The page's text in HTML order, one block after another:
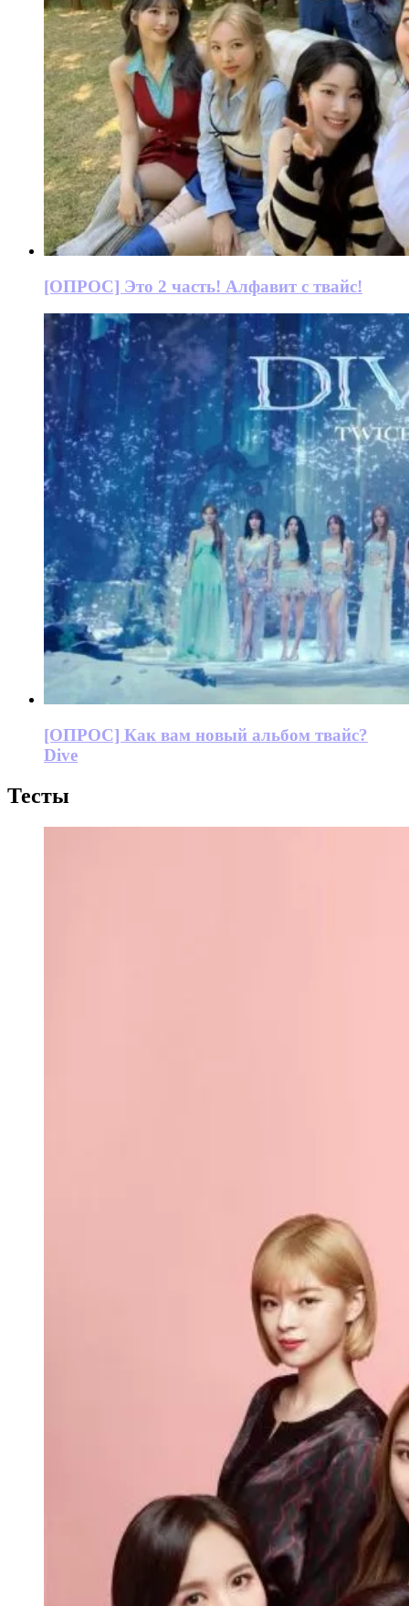
[ОПРОС] Это 2 часть! Алфавит с твайс!
[ОПРОС] Как вам новый альбом твайс?
Dive
Тесты